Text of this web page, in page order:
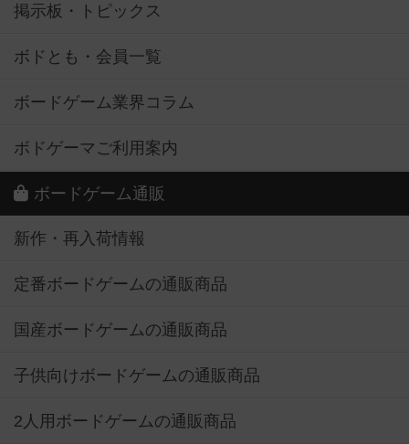
掲示板・トピックス
ボドとも・会員一覧
ボードゲーム業界コラム
ボドゲーマご利用案内
ボードゲーム通販
新作・再入荷情報
定番ボードゲームの通販商品
国産ボードゲームの通販商品
子供向けボードゲームの通販商品
2人用ボードゲームの通販商品